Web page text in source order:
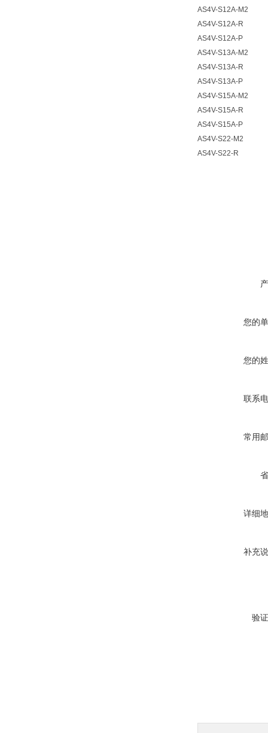
AS4V-S12A-M2
AS4V-S12A-R
AS4V-S12A-P
AS4V-S13A-M2
AS4V-S13A-R
AS4V-S13A-P
AS4V-S15A-M2
AS4V-S15A-R
AS4V-S15A-P
AS4V-S22-M2
AS4V-S22-R
您的
您的
联系
常用
详细
补充
验